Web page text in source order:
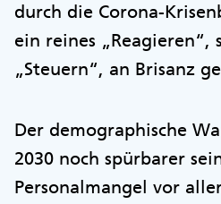
durch die Corona-
ein reines
„Steuern“, an Brisanz
Der demographische
2030 noch spürbarer
Personalmangel vor